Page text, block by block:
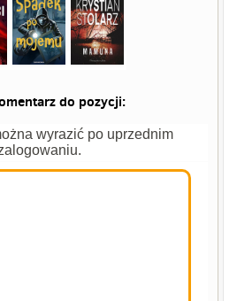
do pozycji:
wyrazić po uprzednim